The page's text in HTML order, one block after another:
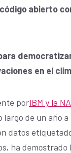
abierto
en el
porIBM y la
largo de un año
datos
ha